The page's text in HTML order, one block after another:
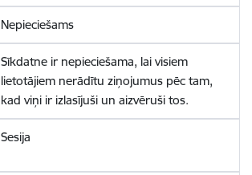
Nepieciešams
Sīkdatne ir nepieciešama, lai visiem
lietotājiem nerādītu ziņojumus pēc tam,
kad viņi ir izlasījuši un aizvēruši tos.
Sesija